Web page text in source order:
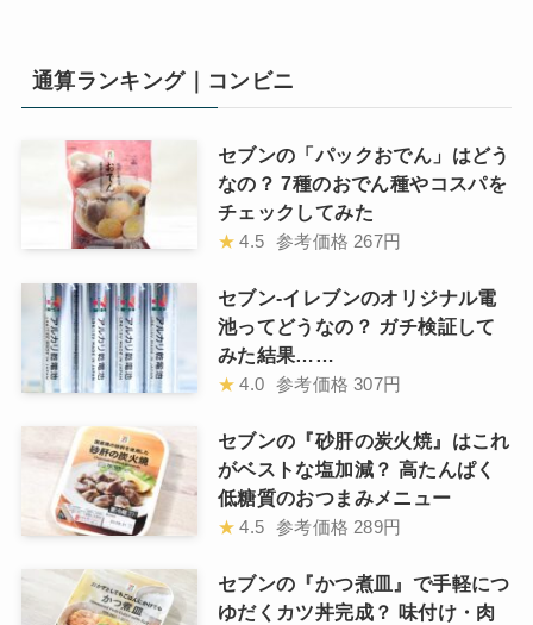
通算ランキング｜コンビニ
セブンの「パックおでん」はどう
なの？ 7種のおでん種やコスパを
チェックしてみた
★ 4.5 参考価格 267円
セブン-イレブンのオリジナル電
池ってどうなの？ ガチ検証して
みた結果……
★ 4.0 参考価格 307円
セブンの『砂肝の炭火焼』はこれ
がベストな塩加減？ 高たんぱく
低糖質のおつまみメニュー
★ 4.5 参考価格 289円
セブンの『かつ煮皿』で手軽につ
ゆだくカツ丼完成？ 味付け・肉